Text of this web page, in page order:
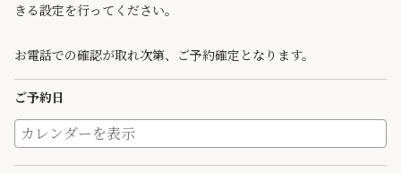
きる設定を行ってください。
お電話での確認が取れ次第、ご予約確定となります。
ご予約日